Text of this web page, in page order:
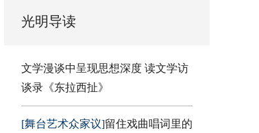
光明导读
文学漫谈中呈现思想深度 读文学访
谈录《东拉西扯》
[舞台艺术众家议]留住戏曲唱词里的